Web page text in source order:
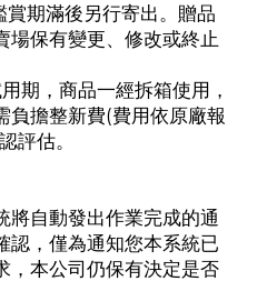
期滿後另行寄出。贈品
場保有變更、修改或終止
期，商品一經拆箱使用，
負擔整新費(費用依原廠報
評估。
將自動發出作業完成的通
認，僅為通知您本系統已
，本公司仍保有決定是否